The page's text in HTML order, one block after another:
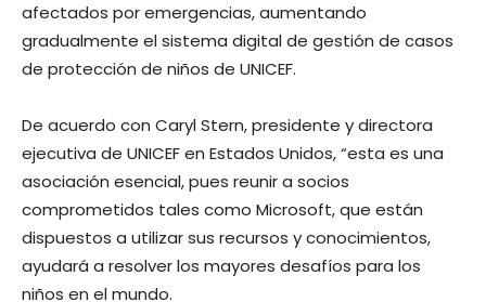
afectados por emergencias, aumentando
gradualmente el sistema digital de gestión de casos
de protección de niños de UNICEF.
De acuerdo con Caryl Stern, presidente y directora
ejecutiva de UNICEF en Estados Unidos, “esta es una
asociación esencial, pues reunir a socios
comprometidos tales como Microsoft, que están
dispuestos a utilizar sus recursos y conocimientos,
ayudará a resolver los mayores desafíos para los
niños en el mundo.